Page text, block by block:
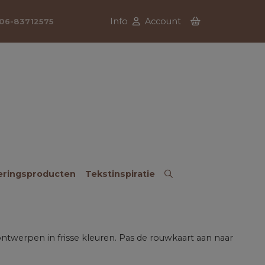
06-83712575 Info Account
Tekstinspiratie
in frisse kleuren. Pas de rouwkaart aan naar